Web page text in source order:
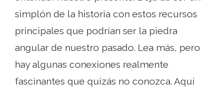
simplón de la historia con estos recursos
principales que podrían ser la piedra
angular de nuestro pasado. Lea más, pero
hay algunas conexiones realmente
fascinantes que quizás no conozca. Aquí